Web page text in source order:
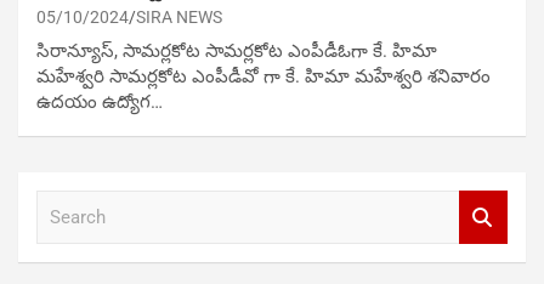
05/10/2024 SIRA NEWS
సిరాన్యూస్‌, సామర్లకోట సామర్లకోట ఎంపీడీఓగా కే. హిమా
మహేశ్వరి సామర్లకోట ఎంపీడీవో గా కే. హిమా మహేశ్వరి శనివారం
ఉదయం ఉద్యోగ…